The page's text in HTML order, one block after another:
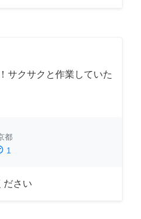
サクサクと作業していた
都
1
ださい